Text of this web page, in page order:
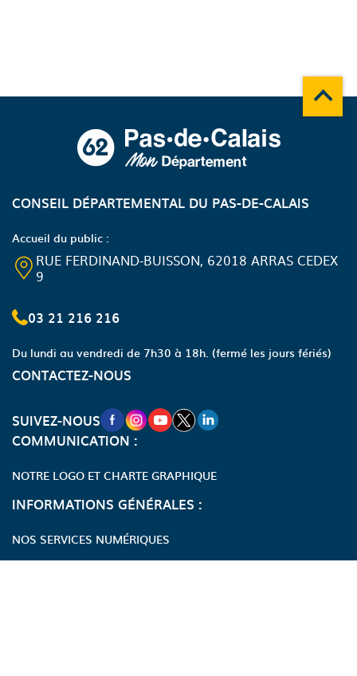
CONSEIL DÉPARTEMENTAL DU PAS-DE-CALAIS
Accueil du public :
RUE FERDINAND-BUISSON, 62018 ARRAS CEDEX
9
03 21 216 216
Du lundi au vendredi de 7h30 à 18h. (fermé les jours fériés)
CONTACTEZ-NOUS
SUIVEZ-NOUSNOUVELLE FENÊTRE VERS LA PAGE
NOUVELLE FENÊTRE VERS LA
NOUVELLE FENÊTRE VERS LA
NOUVELLE FENÊTRE VERS
NOUVELLE FENÊTRE
COMMUNICATION :
NOTRE LOGO ET CHARTE GRAPHIQUE
INFORMATIONS GÉNÉRALES :
NOS SERVICES NUMÉRIQUES